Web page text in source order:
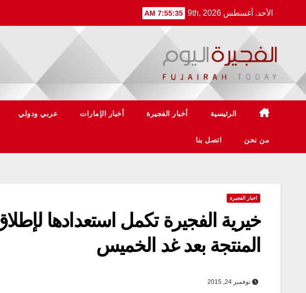
الأحد. أغسطس 9th, 2026 7:55:35 AM
الرئيسية أخبار الفجيرة أخبار الإمارات عربي ودولي
من نحن اتصل بنا
اخبار الفجيرة
خيرية الفجيرة تكمل استعدادها
المنتجة بعد غد الخميس
نوفمبر 24, 2015